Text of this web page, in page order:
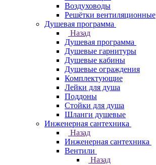
Воздуховоды
Решётки вентиляционные
Душевая программа
Назад
Душевая программа
Душевые гарнитуры
Душевые кабины
Душевые ограждения
Комплектующие
Лейки для душа
Поддоны
Стойки для душа
Шланги душевые
Инженерная сантехника
Назад
Инженерная сантехника
Вентили
Назад